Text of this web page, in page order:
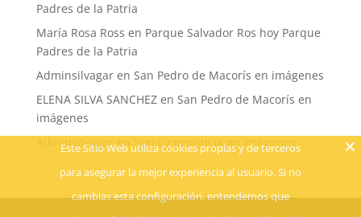
Padres de la Patria
María Rosa Ross en Parque Salvador Ros hoy Parque
Padres de la Patria
Adminsilvagaren San Pedro de Macorís en imágenes
ELENA SILVA SANCHEZen San Pedro de Macorís en
imágenes
Adminsilvagaren Soria y provincia en imágenes
Este Sitio Web utiliza cookies propias y de terceros
para asegurar la mejor experiencia al usuario. Si no
cambias esta configuración, entendemos que